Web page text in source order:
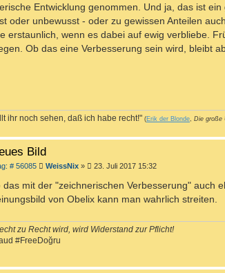
Entwicklung genommen. Und ja, das ist
oder unbewusst - oder zu gewissen Anteilen
erstaunlich, wenn es dabei auf ewig verbliebe.
Ob das eine Verbesserung sein wird, bleibt
ihr noch sehen, daß ich habe recht!" (Erik der Blonde Die große
Bild
# 56085B
r
WeissNix» 23. Juli 2017 15:32
das mit der "zeichnerischen Verbesserung" auch
von Obelix kann man wahrlich streiten.
zu Recht wird, wird Widerstand zur Pflicht!
#FreeDoğru